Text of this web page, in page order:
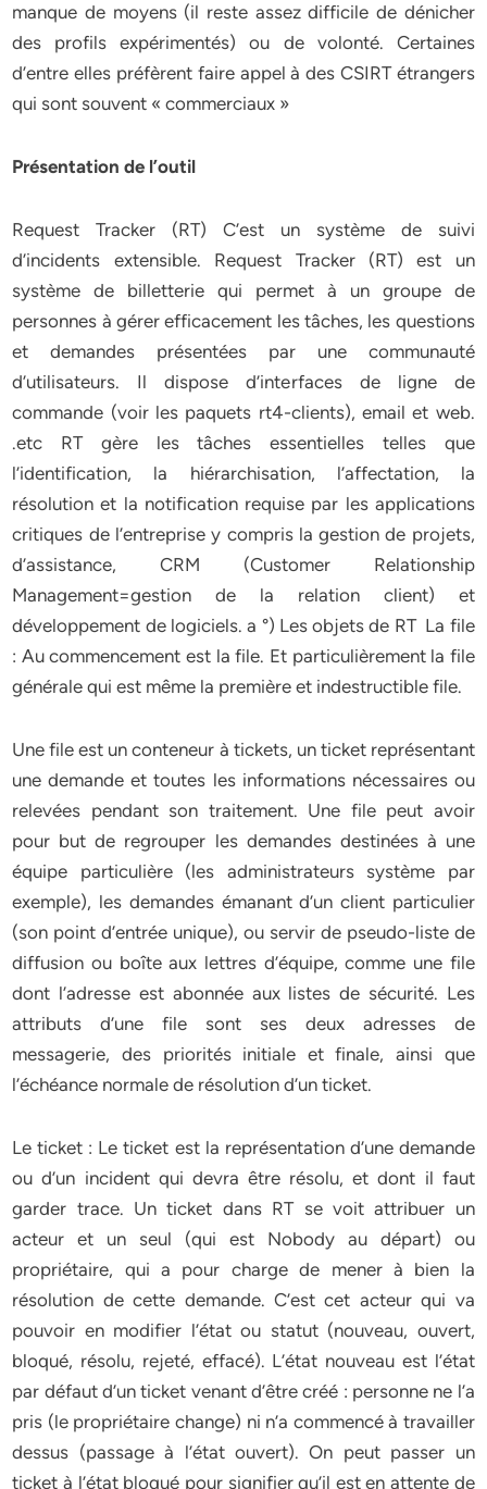
manque de moyens (il reste assez difficile de dénicher
des profils expérimentés) ou de volonté. Certaines
d’entre elles préfèrent faire appel à des CSIRT étrangers
qui sont souvent « commerciaux »
Présentation de l’outil
Request Tracker (RT) C’est un système de suivi
d’incidents extensible. Request Tracker (RT) est un
système de billetterie qui permet à un groupe de
personnes à gérer efficacement les tâches, les questions
et demandes présentées par une communauté
d’utilisateurs. Il dispose d’interfaces de ligne de
commande (voir les paquets rt4-clients), email et web.
.etc RT gère les tâches essentielles telles que
l’identification, la hiérarchisation, l’affectation, la
résolution et la notification requise par les applications
critiques de l’entreprise y compris la gestion de projets,
d’assistance, CRM (Customer Relationship
Management=gestion de la relation client) et
développement de logiciels. a °) Les objets de RT La file
: Au commencement est la file. Et particulièrement la file
générale qui est même la première et indestructible file.
Une file est un conteneur à tickets, un ticket représentant
une demande et toutes les informations nécessaires ou
relevées pendant son traitement. Une file peut avoir
pour but de regrouper les demandes destinées à une
équipe particulière (les administrateurs système par
exemple), les demandes émanant d’un client particulier
(son point d’entrée unique), ou servir de pseudo-liste de
diffusion ou boîte aux lettres d’équipe, comme une file
dont l’adresse est abonnée aux listes de sécurité. Les
attributs d’une file sont ses deux adresses de
messagerie, des priorités initiale et finale, ainsi que
l’échéance normale de résolution d’un ticket.
Le ticket : Le ticket est la représentation d’une demande
ou d’un incident qui devra être résolu, et dont il faut
garder trace. Un ticket dans RT se voit attribuer un
acteur et un seul (qui est Nobody au départ) ou
propriétaire, qui a pour charge de mener à bien la
résolution de cette demande. C’est cet acteur qui va
pouvoir en modifier l’état ou statut (nouveau, ouvert,
bloqué, résolu, rejeté, effacé). L’état nouveau est l’état
par défaut d’un ticket venant d’être créé : personne ne l’a
pris (le propriétaire change) ni n’a commencé à travailler
dessus (passage à l’état ouvert). On peut passer un
ticket à l’état bloqué pour signifier qu’il est en attente de